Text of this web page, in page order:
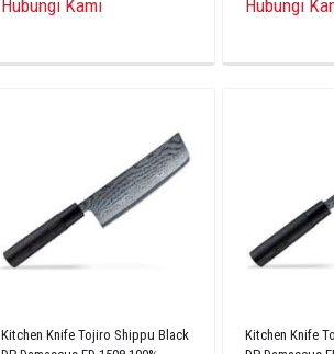
Hubungi Kami Hubungi
Kitchen Knife Tojiro Shippu Black
Kitchen Knife